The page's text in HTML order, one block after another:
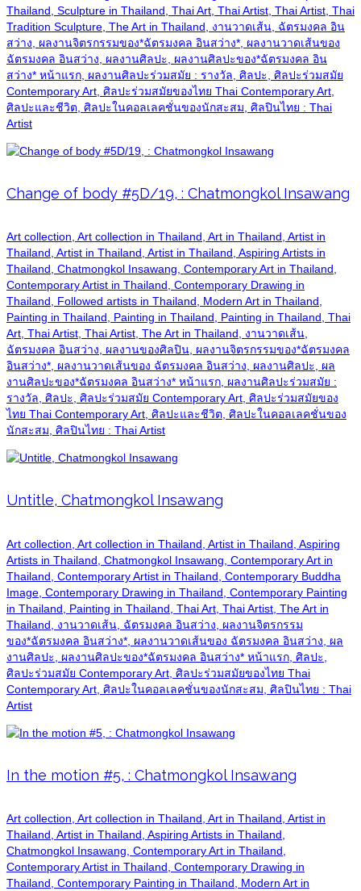
Thailand, Sculpture in Thailand, Thai Art, Thai Artist, Thai Artist, Thai
Tradition Sculpture, The Art in Thailand, งานวาดเส้น, ฉัตรมงคล อิน
สว่าง, ผลงานจิตรกรรมของ*ฉัตรมงคล อินสว่าง*, ผลงานวาดเส้นของ
ฉัตรมงคล อินสว่าง, ผลงานศิลปะ, ผลงานศิลปะของ*ฉัตรมงคล อิน
สว่าง* หน้าแรก, ผลงานศิลปะร่วมสมัย : รางวัล, ศิลปะ, ศิลปะร่วมสมัย
Contemporary Art, ศิลปะร่วมสมัยของไทย Thai Contemporary Art,
ศิลปะและชีวิต, ศิลปะในคอลเลคชั่นของนักสะสม, ศิลปินไทย : Thai
Artist
Change of body #5D/19, : Chatmongkol Insawang
Art collection, Art collection in Thailand, Art in Thailand, Artist in
Thailand, Artist in Thailand, Artist in Thailand, Aspiring Artists in
Thailand, Chatmongkol Insawang, Contemporary Art in Thailand,
Contemporary Artist in Thailand, Contemporary Drawing in
Thailand, Followed artists in Thailand, Modern Art in Thailand,
Painting in Thailand, Painting in Thailand, Painting in Thailand, Thai
Art, Thai Artist, Thai Artist, The Art in Thailand, งานวาดเส้น,
ฉัตรมงคล อินสว่าง, ผลงานของศิลปิน, ผลงานจิตรกรรมของ*ฉัตรมงคล
อินสว่าง*, ผลงานวาดเส้นของ ฉัตรมงคล อินสว่าง, ผลงานศิลปะ, ผล
งานศิลปะของ*ฉัตรมงคล อินสว่าง* หน้าแรก, ผลงานศิลปะร่วมสมัย :
รางวัล, ศิลปะ, ศิลปะร่วมสมัย Contemporary Art, ศิลปะร่วมสมัยของ
ไทย Thai Contemporary Art, ศิลปะและชีวิต, ศิลปะในคอลเลคชั่นของ
นักสะสม, ศิลปินไทย : Thai Artist
Untitle, Chatmongkol Insawang
Art collection, Art collection in Thailand, Artist in Thailand, Aspiring
Artists in Thailand, Chatmongkol Insawang, Contemporary Art in
Thailand, Contemporary Artist in Thailand, Contemporary Buddha
Image, Contemporary Drawing in Thailand, Contemporary Painting
in Thailand, Painting in Thailand, Thai Art, Thai Artist, The Art in
Thailand, งานวาดเส้น, ฉัตรมงคล อินสว่าง, ผลงานจิตรกรรม
ของ*ฉัตรมงคล อินสว่าง*, ผลงานวาดเส้นของ ฉัตรมงคล อินสว่าง, ผล
งานศิลปะ, ผลงานศิลปะของ*ฉัตรมงคล อินสว่าง* หน้าแรก, ศิลปะ,
ศิลปะร่วมสมัย Contemporary Art, ศิลปะร่วมสมัยของไทย Thai
Contemporary Art, ศิลปะในคอลเลคชั่นของนักสะสม, ศิลปินไทย : Thai
Artist
In the motion #5, : Chatmongkol Insawang
Art collection, Art collection in Thailand, Art in Thailand, Artist in
Thailand, Artist in Thailand, Aspiring Artists in Thailand,
Chatmongkol Insawang, Contemporary Art in Thailand,
Contemporary Artist in Thailand, Contemporary Drawing in
Thailand, Contemporary Painting in Thailand, Modern Art in